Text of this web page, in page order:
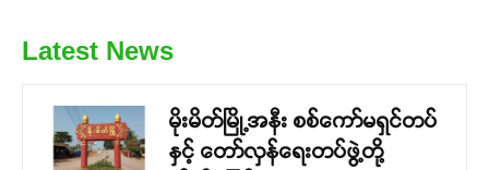
Latest News
မိုးမိတ်မြို့အနီး စစ်ကော်မရှင်တပ်
နှင့် တော်လှန်ရေးတပ်ဖွဲ့တို့